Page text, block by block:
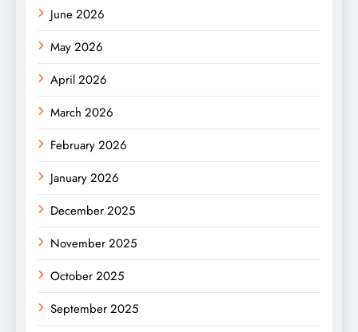
June 2026
May 2026
April 2026
March 2026
February 2026
January 2026
December 2025
November 2025
October 2025
September 2025